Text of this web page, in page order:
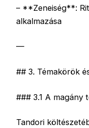
– **Zeneiség**:
alkalmazása
—
## 3. Témakörök
### 3.1 A magány
Tandori